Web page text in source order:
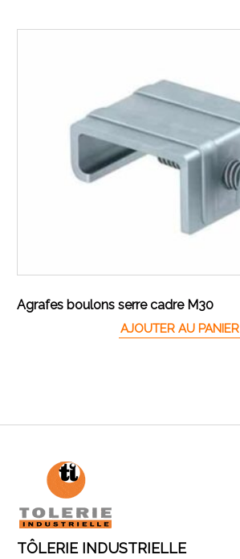
Agrafes boulons serre cadre M30
AJOUTER AU PANIER
TÔLERIE INDUSTRIELLE